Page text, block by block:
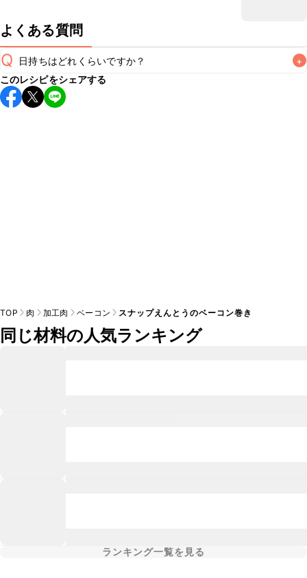
よくある質問
Q 日持ちはどれくらいですか？ +
保存期間は冷蔵で翌日中が目安です。なるべくお早めにお召
し上がりください。
このレシピをシェアする
TOP 肉 加工肉 ベーコン スナップえんとうのベーコン巻き
同じ材料の人気ランキング
ランキング一覧を見る